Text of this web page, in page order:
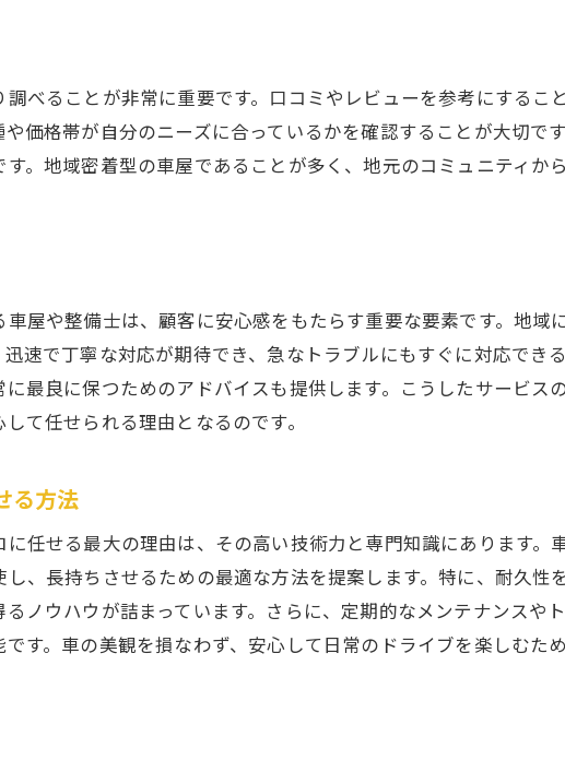
が推奨するイルミネーションのメンテナンス方法
市で信頼の整備士を見つけるには
ミネーション故障を未然に防ぐ方法
の経験が生む信頼の技術力
ミネーション修理における最新技術の導入事例
が提供する保証制度の詳細
後のアフターケアで安心感をプラス
整備士にイルミネーション修理を任せるメリット
市の整備士が提供する高品質なサービス
トパフォーマンスに優れた修理プラン
対応で安心のカスタマーサービス
士が語るイルミネーション修理の利点
べることが非常に重要です。口コミやレビューを参考にするこ
価格帯が自分のニーズに合っているかを確認することが大切で
。地域密着型の車屋であることが多く、地元のコミュニティか
屋や整備士は、顧客に安心感をもたらす重要な要素です。地域
速で丁寧な対応が期待でき、急なトラブルにもすぐに対応でき
最良に保つためのアドバイスも提供します。こうしたサービス
て任せられる理由となるのです。
る方法
任せる最大の理由は、その高い技術力と専門知識にあります。
、長持ちさせるための最適な方法を提案します。特に、耐久性
ノウハウが詰まっています。さらに、定期的なメンテナンスや
す。車の美観を損なわず、安心して日常のドライブを楽しむた